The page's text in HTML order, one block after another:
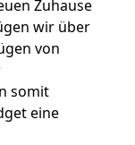
Zuhause
wir über
von
somit
eine